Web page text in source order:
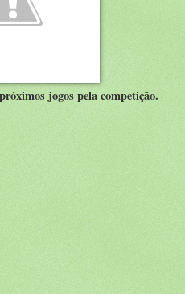
jogos pela competição.